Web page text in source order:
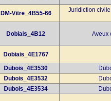
DM-Vitre_4B55-66 Juridiction
Dobiais_4B12 Aveux
Dobiais_4E1767
Dubois_4E3530
Dubois_4E3532
Dubois_4E3534